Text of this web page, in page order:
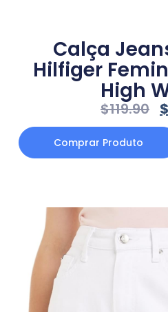
Calça
Hilfiger
High
$119.90 $
Comprar Produto